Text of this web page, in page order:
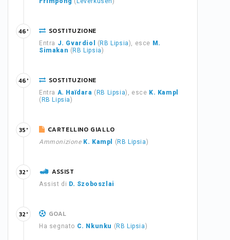
SOSTITUZIONE
Entra J. Gvardiol ( RB Lipsia), esce M.
Simakan ( RB Lipsia)
46'
SOSTITUZIONE
Entra A. Haïdara ( RB Lipsia), esce K. Kampl
( RB Lipsia)
46'
CARTELLINO GIALLO
Ammonizione K. Kampl ( RB Lipsia)
35'
ASSIST
Assist di D. Szoboszlai
32'
GOAL
Ha segnato C. Nkunku ( RB Lipsia)
32'